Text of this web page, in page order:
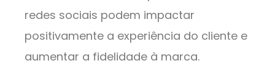
redes sociais podem impactar
positivamente a experiência do cliente e
aumentar a fidelidade à marca.